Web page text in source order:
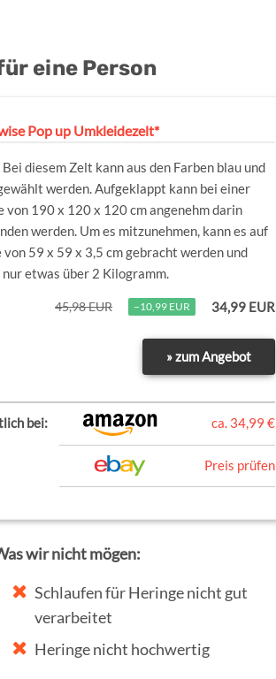
eine Person
Pop up Umkleidezelt*
Bei diesem Zelt kann aus den Farben blau und
werden. Aufgeklappt kann bei einer
von 190 x 120 x 120 cm angenehm darin
werden. Um es mitzunehmen, kann es auf
von 59 x 59 x 3,5 cm gebracht werden und
etwas über 2 Kilogramm.
45,98 EUR −10,99 EUR 34,99 EUR
» zum Angebot
bei: ca. 34,99 €
Preis prüfen
wir nicht mögen:
Schlaufen für Heringe nicht gut
verarbeitet
Heringe nicht hochwertig